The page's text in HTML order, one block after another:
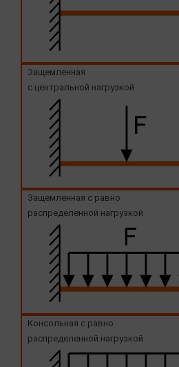
Защемленная
с центральной нагрузкой
Защемленная с равно
распределенной нагрузкой
Консольная с равно
распределенной нагрузкой